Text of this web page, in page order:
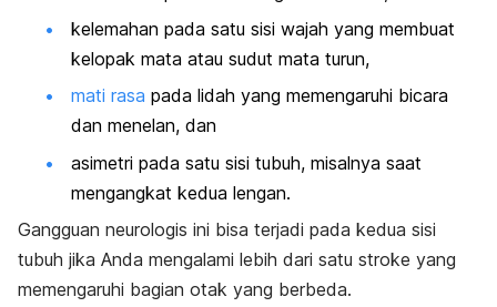
kelemahan pada satu sisi wajah yang membuat
kelopak mata atau sudut mata turun,
mati rasa pada lidah yang memengaruhi bicara
dan menelan, dan
asimetri pada satu sisi tubuh, misalnya saat
mengangkat kedua lengan.
Gangguan neurologis ini bisa terjadi pada kedua sisi
tubuh jika Anda mengalami lebih dari satu stroke yang
memengaruhi bagian otak yang berbeda.